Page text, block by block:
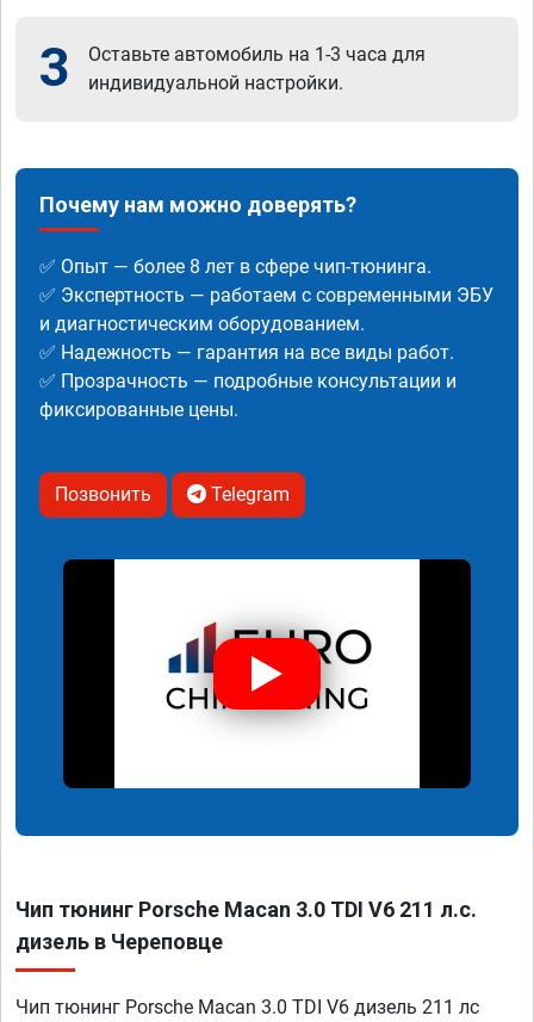
3
Оставьте автомобиль на 1-3 часа для
индивидуальной настройки.
Почему нам можно доверять?
✅ Опыт — более 8 лет в сфере чип-тюнинга.
✅ Экспертность — работаем с современными ЭБУ
и диагностическим оборудованием.
✅ Надежность — гарантия на все виды работ.
✅ Прозрачность — подробные консультации и
фиксированные цены.
Позвонить Telegram
Чип тюнинг Porsche Macan 3.0 TDI V6 211 л.с.
дизель в Череповце
Чип тюнинг Porsche Macan 3.0 TDI V6 дизель 211 лс